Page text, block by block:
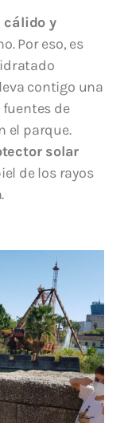
cálido y
Por eso, es
contigo una
de
el parque.
solar
de los rayos